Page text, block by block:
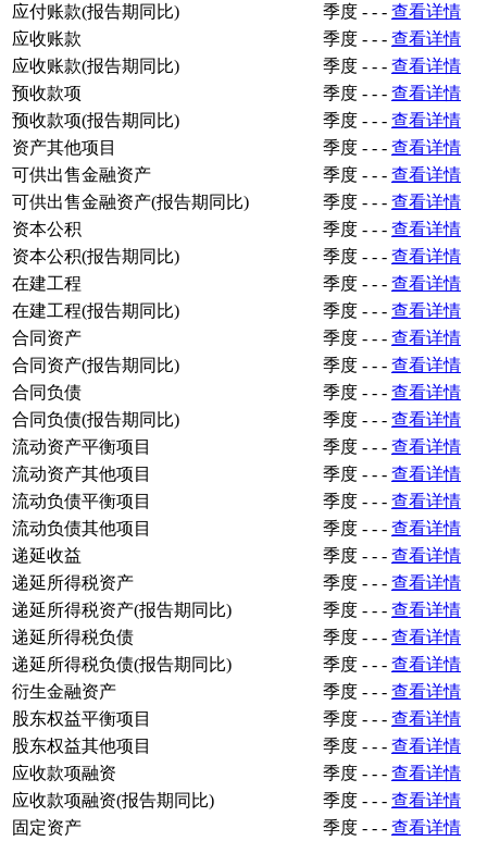
应付账款(报告期同比)
季度 - - - 查看详情
应收账款
季度 - - - 查看详情
应收账款(报告期同比)
季度 - - - 查看详情
预收款项
季度 - - - 查看详情
预收款项(报告期同比)
季度 - - - 查看详情
资产其他项目
季度 - - - 查看详情
可供出售金融资产
季度 - - - 查看详情
可供出售金融资产(报告期同比)
季度 - - - 查看详情
资本公积
季度 - - - 查看详情
资本公积(报告期同比)
季度 - - - 查看详情
在建工程
季度 - - - 查看详情
在建工程(报告期同比)
季度 - - - 查看详情
合同资产
季度 - - - 查看详情
合同资产(报告期同比)
季度 - - - 查看详情
合同负债
季度 - - - 查看详情
合同负债(报告期同比)
季度 - - - 查看详情
流动资产平衡项目
季度 - - - 查看详情
流动资产其他项目
季度 - - - 查看详情
流动负债平衡项目
季度 - - - 查看详情
流动负债其他项目
季度 - - - 查看详情
递延收益
季度 - - - 查看详情
递延所得税资产
季度 - - - 查看详情
递延所得税资产(报告期同比)
季度 - - - 查看详情
递延所得税负债
季度 - - - 查看详情
递延所得税负债(报告期同比)
季度 - - - 查看详情
衍生金融资产
季度 - - - 查看详情
股东权益平衡项目
季度 - - - 查看详情
股东权益其他项目
季度 - - - 查看详情
应收款项融资
季度 - - - 查看详情
应收款项融资(报告期同比)
季度 - - - 查看详情
固定资产
季度 - - - 查看详情